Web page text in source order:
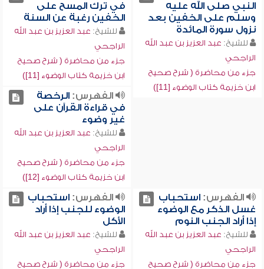
النبي صلى الله عليه
وسلم على الخفين بعد
نزول سورة المائدة
للشيخ: عبد العزيز بن عبد الله
الراجحي
جزء من محاضرة ( شرح صحيح
ابن خزيمة كتاب الوضوء [11])
في ترك المسح على
الخفين رغبة عن السنة
للشيخ: عبد العزيز بن عبد الله
الراجحي
جزء من محاضرة ( شرح صحيح
ابن خزيمة كتاب الوضوء [11])
الفهرس:الرخصة
في قراءة القرآن على
غير وضوء
للشيخ: عبد العزيز بن عبد الله
الراجحي
جزء من محاضرة ( شرح صحيح
ابن خزيمة كتاب الوضوء [12])
الفهرس:استحباب
غسل الذكر مع الوضوء
إذا أراد الجنب النوم
للشيخ: عبد العزيز بن عبد الله
الراجحي
جزء من محاضرة ( شرح صحيح
الفهرس:استحباب
الوضوء للجنب إذا أراد
الأكل
للشيخ: عبد العزيز بن عبد الله
الراجحي
جزء من محاضرة ( شرح صحيح